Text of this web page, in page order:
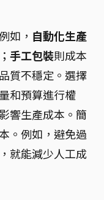
如， 自動化生產
手工包裝則成本
質不穩定。選擇
和預算進行權
響生產成本。簡
。例如，避免過
就能減少人工成